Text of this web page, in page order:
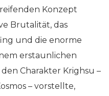
Konzept
Brutalität, das
und die enorme
erstaunlichen
Charakter Krighsu –
– vorstellte,